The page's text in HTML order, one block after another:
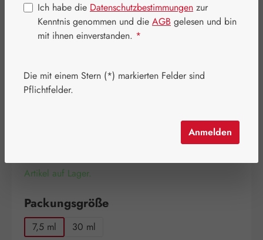
Artikel auf Lager.
Packungsgrößeauswählen
7,5 ml 30 ml
Ich habe die Datenschutzbestimmungen zur
Kenntnis genommen und die AGB gelesen und bin
mit ihnen einverstanden. *
Die mit einem Stern (*) markierten Felder sind
Pflichtfelder.
Anmelden